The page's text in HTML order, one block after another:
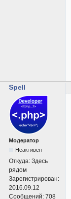
Spell
Модератор
Неактивен
Откуда: Здесь
рядом
Зарегистрирован:
2016.09.12
Сообщений: 708